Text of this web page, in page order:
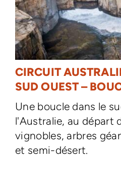
CIRCUIT
SUD OUEST –
Une boucle dans le
l'Australie, au départ
vignobles, arbres
et semi-désert.